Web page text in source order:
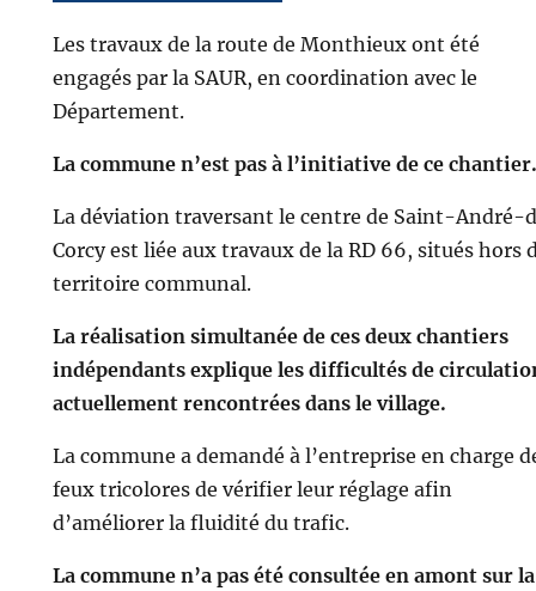
Les travaux de la route de Monthieux ont été
engagés par la SAUR, en coordination avec le
Département.
La commune n’est pas à l’initiative de ce chantier.
La déviation traversant le centre de Saint-André-
Corcy est liée aux travaux de la RD 66, situés hors
territoire communal.
La réalisation simultanée de ces deux chantiers
indépendants explique les difficultés de
actuellement rencontrées dans le village.
La commune a demandé à l’entreprise en charge
feux tricolores de vérifier leur réglage afin
d’améliorer la fluidité du trafic.
La commune n’a pas été consultée en amont sur la